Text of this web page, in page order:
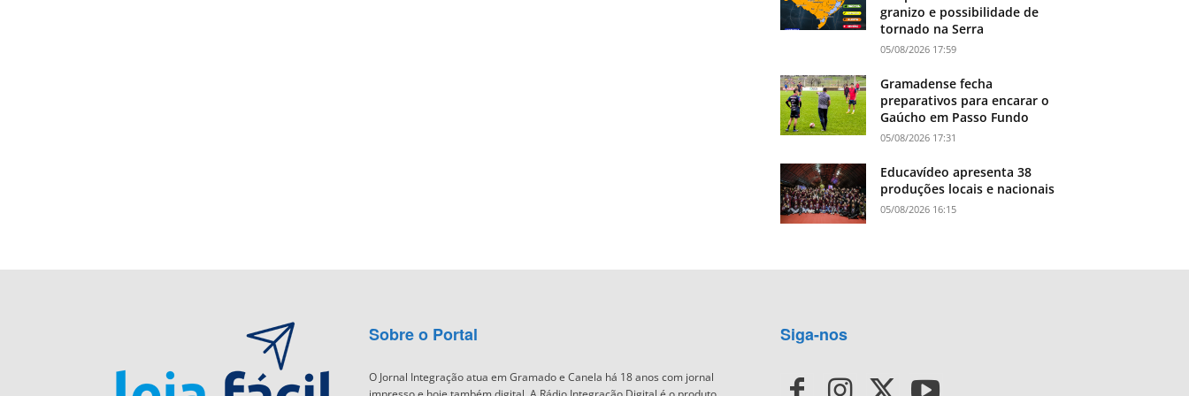
granizo e possibilidade de
tornado na Serra
05/08/2026 17:59
Gramadense fecha
preparativos para encarar o
Gaúcho em Passo Fundo
05/08/2026 17:31
Educavídeo apresenta 38
produções locais e nacionais
05/08/2026 16:15
Sobre o Portal
O Jornal Integração atua em Gramado e Canela há 18 anos com jornal
Siga-nos